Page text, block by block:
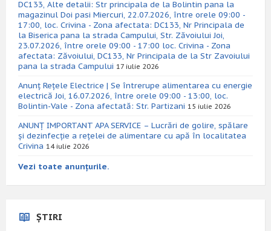
DC133, Alte detalii: Str principala de la Bolintin pana la
magazinul Doi pasi Miercuri, 22.07.2026, între orele 09:00 -
17:00, loc. Crivina - Zona afectata: DC133, Nr Principala de
la Biserica pana la strada Campului, Str. Zăvoiului Joi,
23.07.2026, între orele 09:00 - 17:00 loc. Crivina - Zona
afectata: Zăvoiului, DC133, Nr Principala de la Str Zavoiului
pana la strada Campului 17 iulie 2026
Anunț Rețele Electrice | Se întrerupe alimentarea cu energie
electrică Joi, 16.07.2026, între orele 09:00 - 13:00, loc.
Bolintin-Vale - Zona afectată: Str. Partizani 15 iulie 2026
ANUNȚ IMPORTANT APA SERVICE – Lucrări de golire, spălare
și dezinfecție a rețelei de alimentare cu apă în localitatea
Crivina 14 iulie 2026
Vezi toate anunțurile.
ȘTIRI